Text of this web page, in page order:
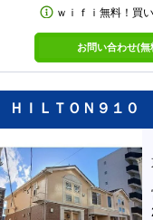
ｗｉｆｉ無料！買
お問い合わせ(無
ＨＩＬＴＯＮ９１０